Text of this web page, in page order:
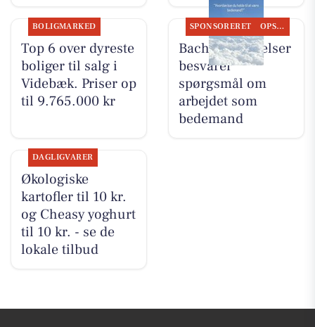
BOLIGMARKED
Top 6 over dyreste
boliger til salg i
Videbæk. Priser op
til 9.765.000 kr
SPONSORERET OPSLAGSTAVLEN
Bachs Begravelser
besvarer
spørgsmål om
arbejdet som
bedemand
DAGLIGVARER
Økologiske
kartofler til 10 kr.
og Cheasy yoghurt
til 10 kr. - se de
lokale tilbud